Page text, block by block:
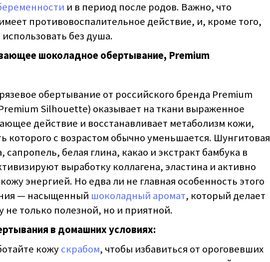
и в период после родов. Важно, что
противовоспалительное действие, и, кроме того,
без душа.
шоколадное обертывание, Premium
обертывание от российского бренда Premium
Silhouette) оказывает на ткани выраженное
действие и восста­навливает метаболизм кожи,
которого с возрастом обычно уменьшается. Шунгитовая
сапропель, белая глина, какао и экстракт бамбука в
выработку коллагена, эластина и активно
энергией. Но едва ли не главная особенность этого
— насыщенный шоколадный аромат, который делает
не только полезной, но и приятной.
в домашних условиях:
кожускрабом, чтобы избавиться от ороговевших